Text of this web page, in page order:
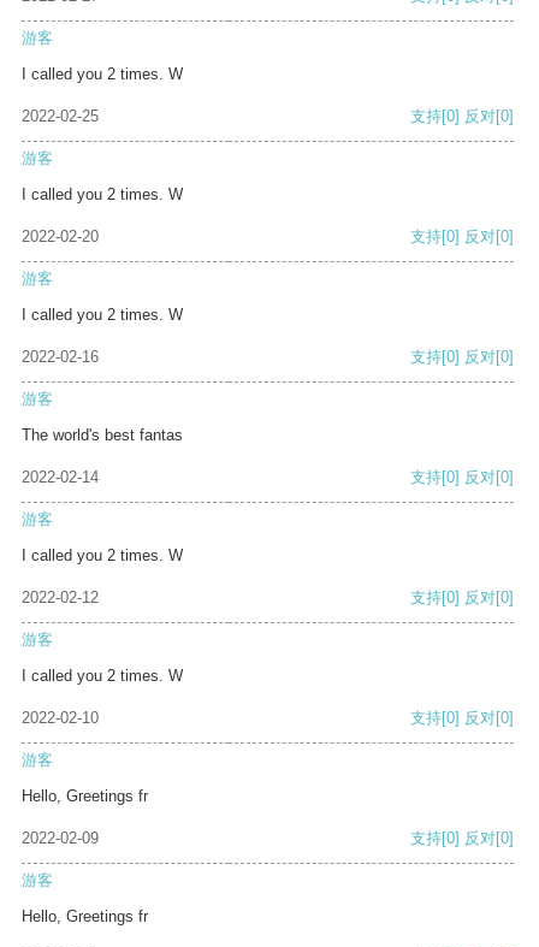
游客
I called you 2 times. W
2022-02-25 支持[0] 反对[0]
游客
I called you 2 times. W
2022-02-20 支持[0] 反对[0]
游客
I called you 2 times. W
2022-02-16 支持[0] 反对[0]
游客
The world's best fantas
2022-02-14 支持[0] 反对[0]
游客
I called you 2 times. W
2022-02-12 支持[0] 反对[0]
游客
I called you 2 times. W
2022-02-10 支持[0] 反对[0]
游客
Hello, Greetings fr
2022-02-09 支持[0] 反对[0]
游客
Hello, Greetings fr